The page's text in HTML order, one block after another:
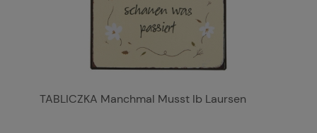
TABLICZKA Manchmal Musst Ib Laursen